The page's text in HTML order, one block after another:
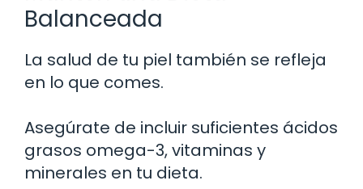
Balanceada
La salud de tu piel también se refleja
en lo que comes.
Asegúrate de incluir suficientes ácidos
grasos omega-3, vitaminas y
minerales en tu dieta.